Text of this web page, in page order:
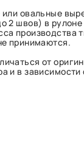
овальные
2 швов) в
производства
принимаются.
от
и в зависимости